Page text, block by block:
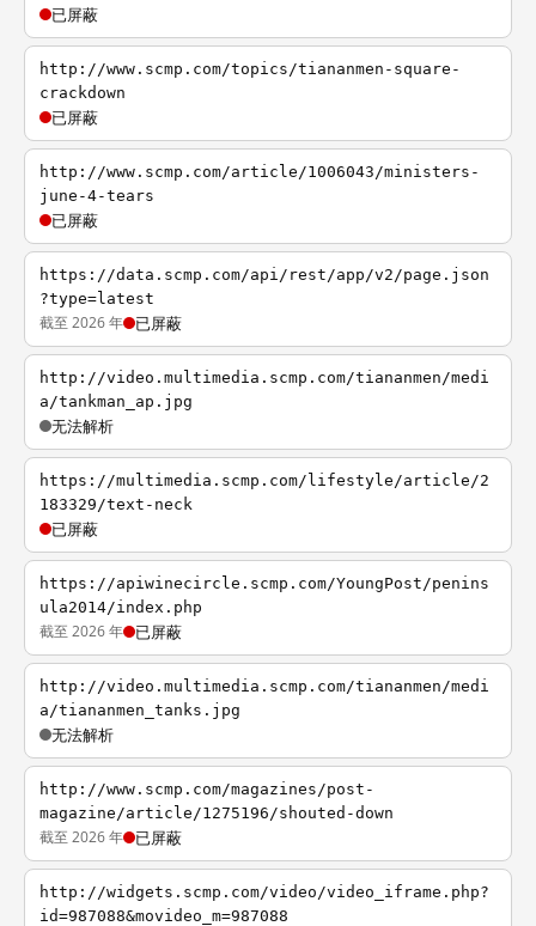
已屏蔽
http://www.scmp.com/topics/tiananmen-square-
crackdown
已屏蔽
http://www.scmp.com/article/1006043/ministers-
june-4-tears
已屏蔽
https://data.scmp.com/api/rest/app/v2/page.json
?type=latest
截至 2026 年 已屏蔽
http://video.multimedia.scmp.com/tiananmen/medi
a/tankman_ap.jpg
无法解析
https://multimedia.scmp.com/lifestyle/article/2
183329/text-neck
已屏蔽
https://apiwinecircle.scmp.com/YoungPost/penins
ula2014/index.php
截至 2026 年 已屏蔽
http://video.multimedia.scmp.com/tiananmen/medi
a/tiananmen_tanks.jpg
无法解析
http://www.scmp.com/magazines/post-
magazine/article/1275196/shouted-down
截至 2026 年 已屏蔽
http://widgets.scmp.com/video/video_iframe.php?
id=987088&movideo_m=987088